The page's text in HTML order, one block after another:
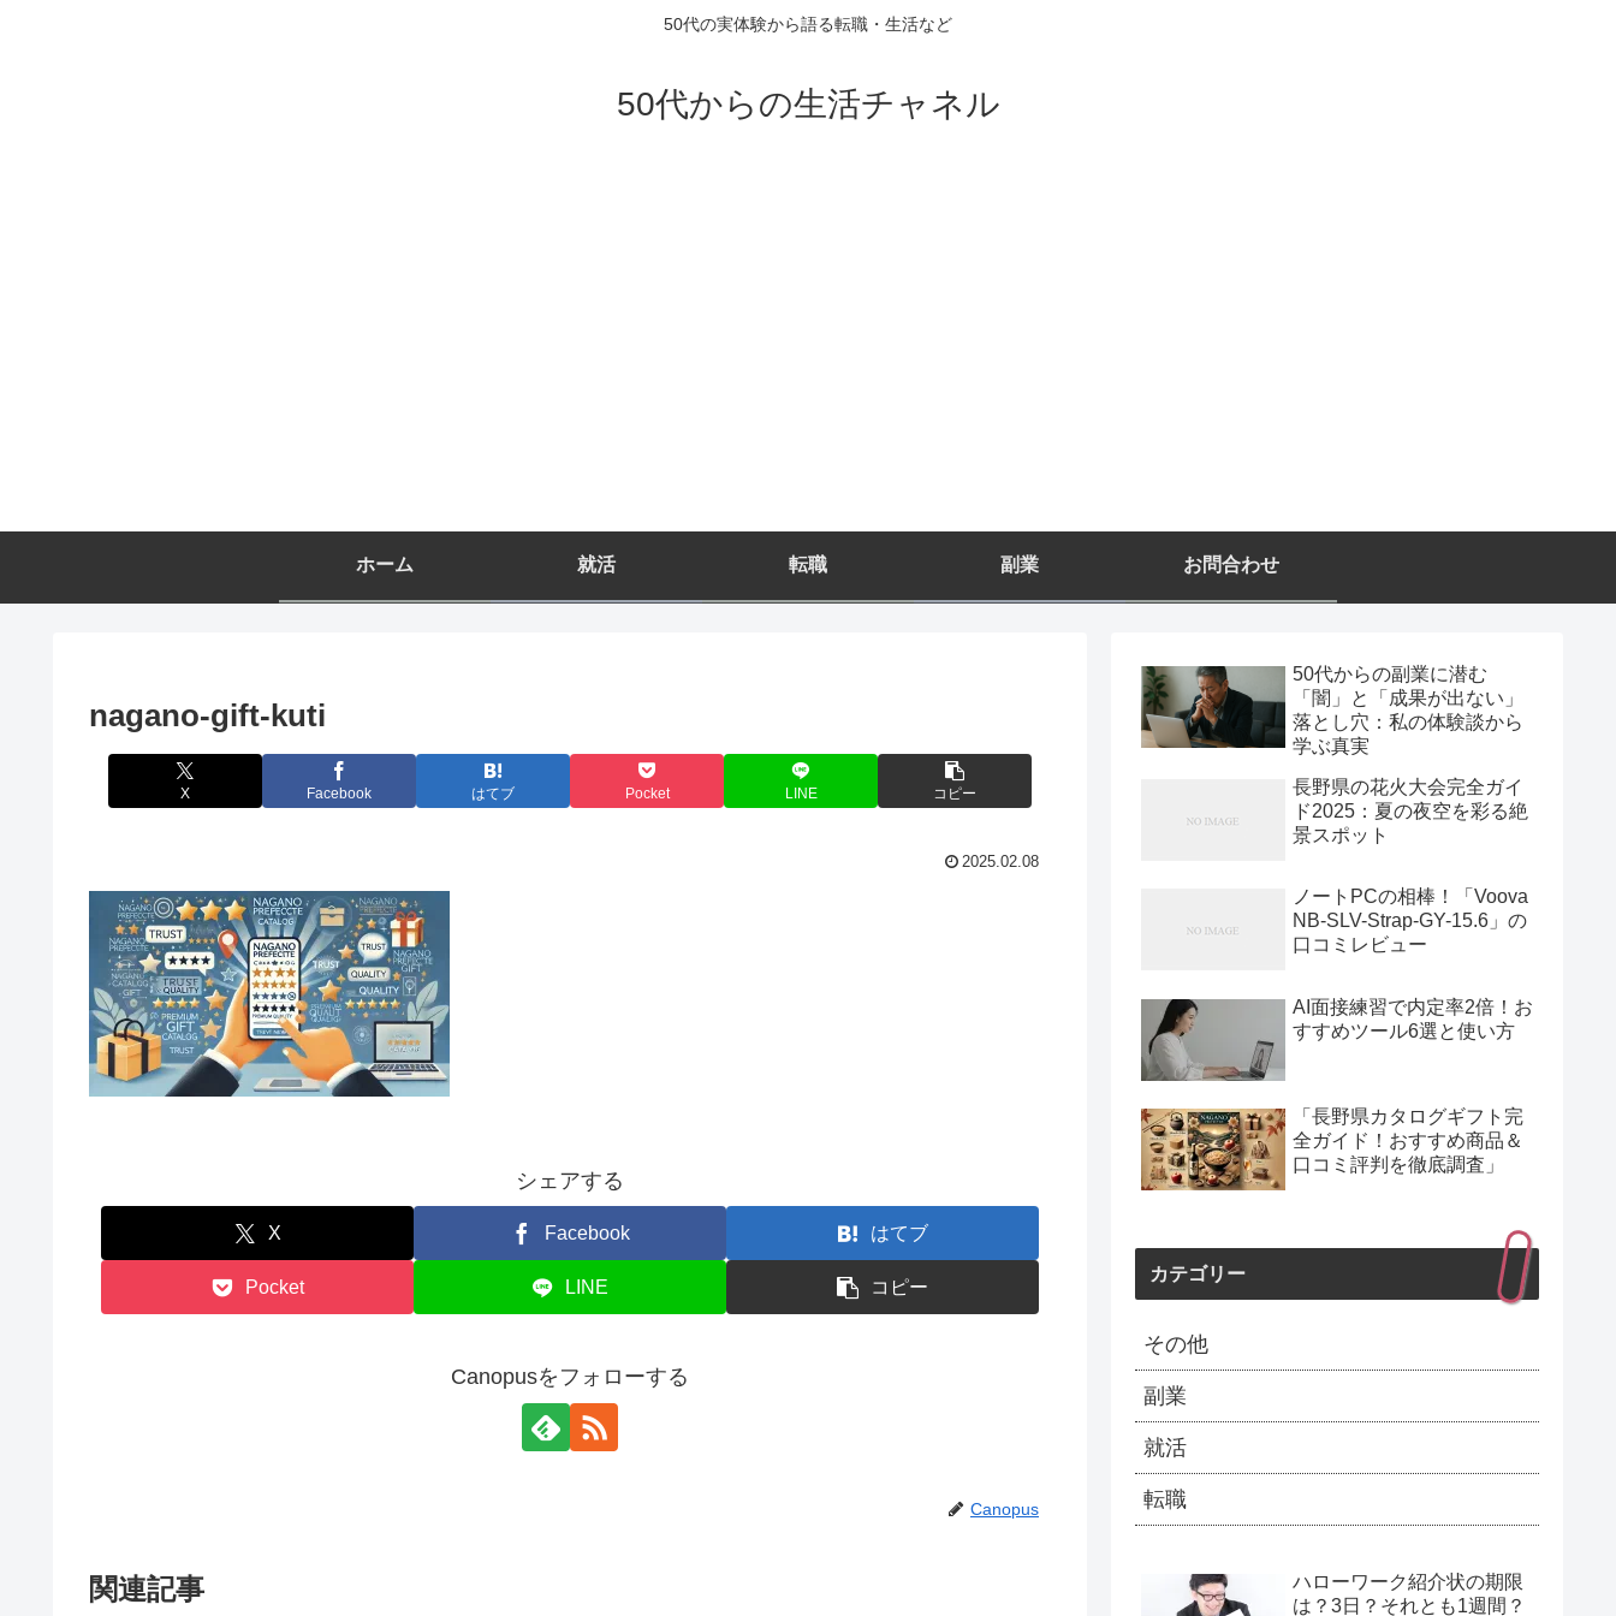
50代の実体験から語る転職・生活など
50代からの生活チャネル
ホーム 就活 転職 副業 お問合わせ
nagano-gift-kuti
X Facebook はてブ Pocket LINE コピー
2025.02.08
シェアする
X Facebook はてブ
Pocket LINE コピー
Canopusをフォローする
Canopus
関連記事
50代からの副業に潜む
「闇」と「成果が出ない」
落とし穴：私の体験談から
学ぶ真実
長野県の花火大会完全ガイ
ド2025：夏の夜空を彩る絶
景スポット
ノートPCの相棒！「Voova
NB-SLV-Strap-GY-15.6」の
口コミレビュー
AI面接練習で内定率2倍！お
すすめツール6選と使い方
「長野県カタログギフト完
全ガイド！おすすめ商品＆
口コミ評判を徹底調査」
カテゴリー
その他
副業
就活
転職
ハローワーク紹介状の期限
は？3日？それとも1週間？